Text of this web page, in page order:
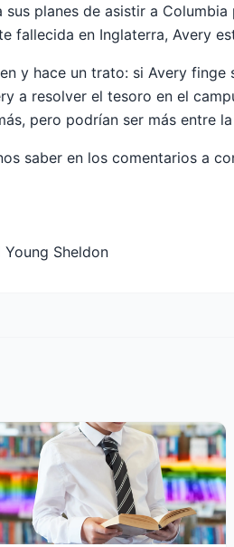
planes de asistir a
fallecida en Inglaterra, Avery
y hace un trato: si Avery
a resolver el tesoro en el
pero podrían ser más entre
saber en los comentarios a
Young Sheldon